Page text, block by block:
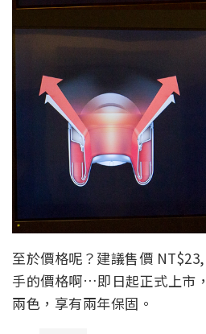
至於價格呢？建議售價
手的價格啊…即日起正式上市
兩色，享有兩年保固。